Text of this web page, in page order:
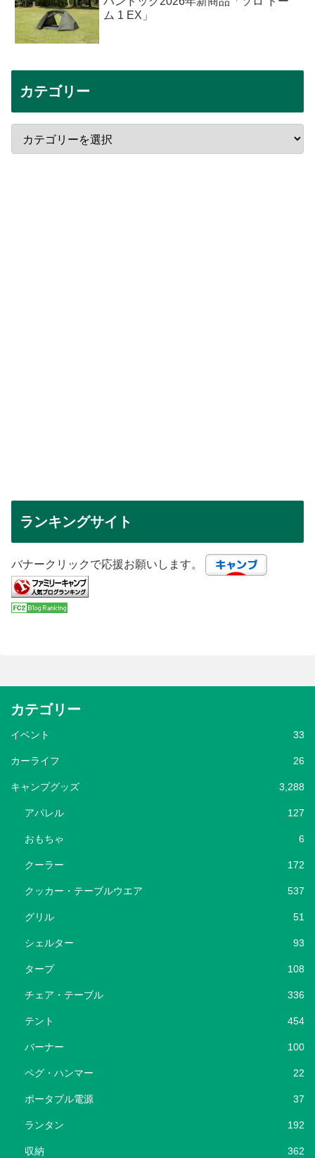
ム 1 EX」
カテゴリー
ランキングサイト
バナークリックで応援お願いします。
カテゴリー
イベント 33
カーライフ 26
キャンプグッズ 3,288
アパレル 127
おもちゃ 6
クーラー 172
クッカー・テーブルウエア 537
グリル 51
シェルター 93
タープ 108
チェア・テーブル 336
テント 454
バーナー 100
ペグ・ハンマー 22
ポータブル電源 37
ランタン 192
収納 362